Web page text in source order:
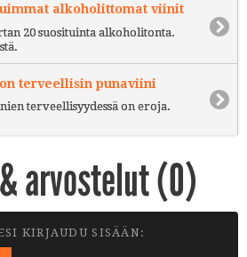
alkoholittomat viinit
20 suosituinta alkoholitonta.
terveellisin punaviini
terveellisyydessä on eroja.
arvostelut (0)
KIRJAUDU SISÄÄN: